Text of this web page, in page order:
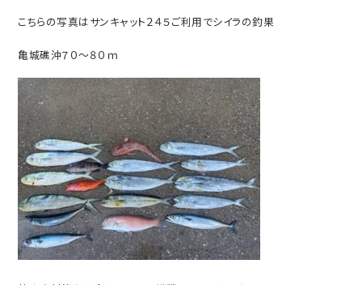
こちらの写真はサンキャット２４５ご利用でシイラの釣果
亀城礁沖７０～８０ｍ